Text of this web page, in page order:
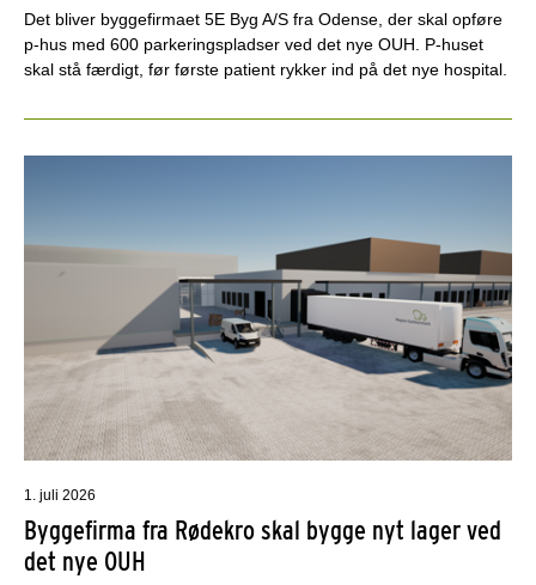
Det bliver byggefirmaet 5E Byg A/S fra Odense, der skal opføre
p-hus med 600 parkeringspladser ved det nye OUH. P-huset
skal stå færdigt, før første patient rykker ind på det nye hospital.
1. juli 2026
Byggefirma fra Rødekro skal bygge nyt lager ved
det nye OUH